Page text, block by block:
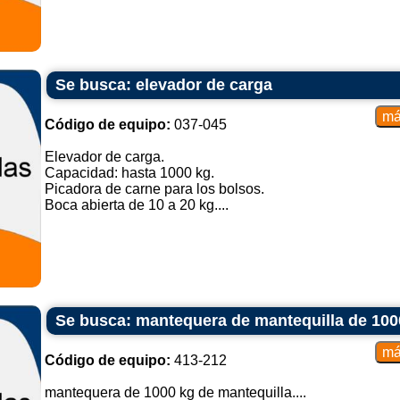
Se busca: elevador de carga
Código de equipo: 037-045
Elevador de carga.
Capacidad: hasta 1000 kg.
Picadora de carne para los bolsos.
Boca abierta de 10 a 20 kg....
Se busca: mantequera de mantequilla de
Código de equipo: 413-212
mantequera de 1000 kg de mantequilla....